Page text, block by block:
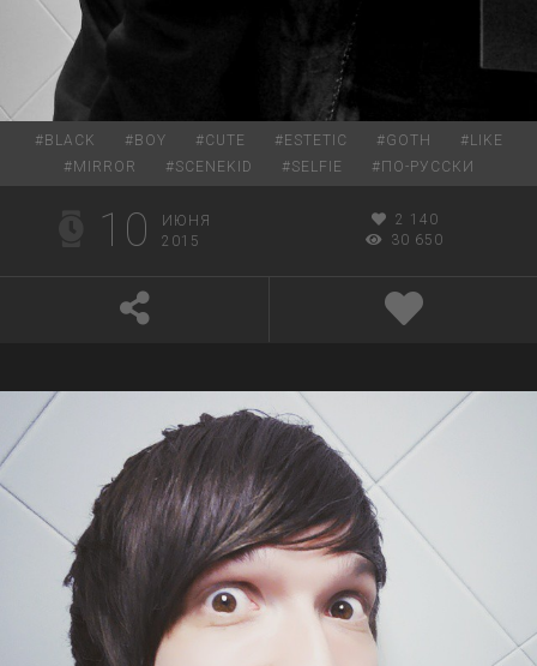
#BLACK #BOY #CUTE #ESTETIC #GOTH #LIKE
#MIRROR #SCENEKID #SELFIE #ПО-РУССКИ
10
ИЮНЯ
2015
2 140
30 650